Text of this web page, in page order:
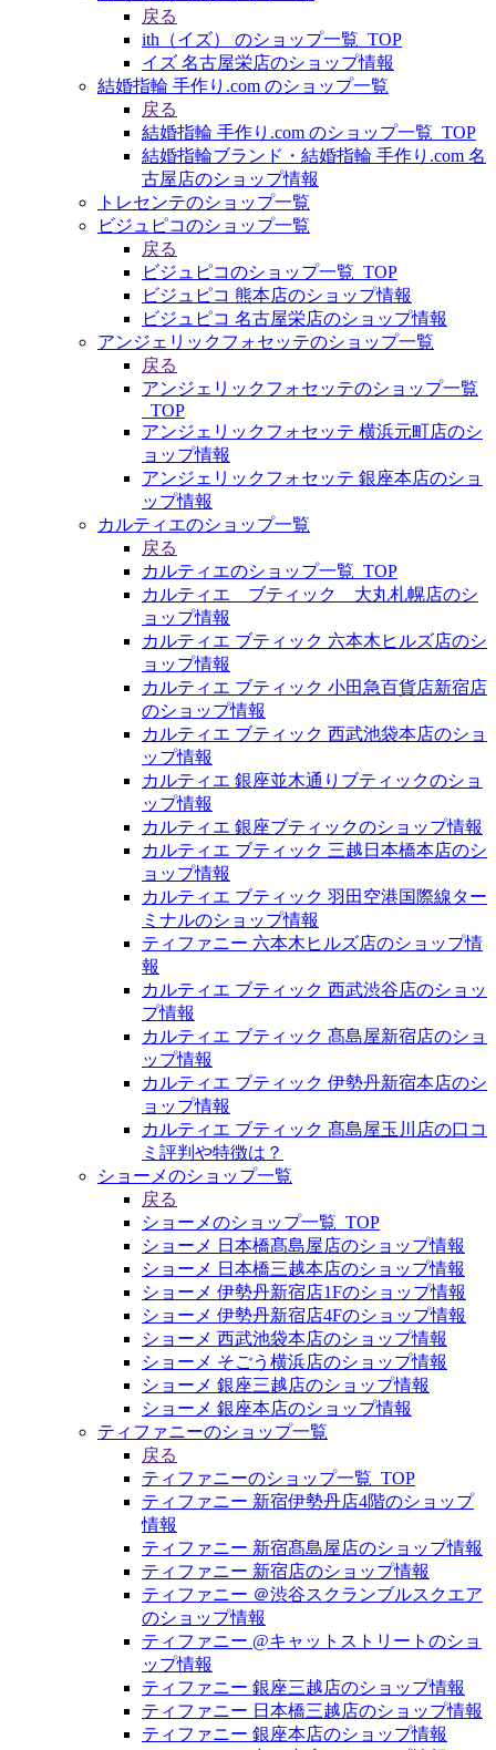
戻る
ith（イズ） のショップ一覧_TOP
イズ 名古屋栄店のショップ情報
結婚指輪 手作り.com のショップ一覧
戻る
結婚指輪 手作り.com のショップ一覧_TOP
結婚指輪ブランド・結婚指輪 手作り.com 名
古屋店のショップ情報
トレセンテのショップ一覧
ビジュピコのショップ一覧
戻る
ビジュピコのショップ一覧_TOP
ビジュピコ 熊本店のショップ情報
ビジュピコ 名古屋栄店のショップ情報
アンジェリックフォセッテのショップ一覧
戻る
アンジェリックフォセッテのショップ一覧
_TOP
アンジェリックフォセッテ 横浜元町店のシ
ョップ情報
アンジェリックフォセッテ 銀座本店のショ
ップ情報
カルティエのショップ一覧
戻る
カルティエのショップ一覧_TOP
カルティエ ブティック 大丸札幌店のシ
ョップ情報
カルティエ ブティック 六本木ヒルズ店のシ
ョップ情報
カルティエ ブティック 小田急百貨店新宿店
のショップ情報
カルティエ ブティック 西武池袋本店のショ
ップ情報
カルティエ 銀座並木通りブティックのショ
ップ情報
カルティエ 銀座ブティックのショップ情報
カルティエ ブティック 三越日本橋本店のシ
ョップ情報
カルティエ ブティック 羽田空港国際線ター
ミナルのショップ情報
ティファニー 六本木ヒルズ店のショップ情
報
カルティエ ブティック 西武渋谷店のショッ
プ情報
カルティエ ブティック 髙島屋新宿店のショ
ップ情報
カルティエ ブティック 伊勢丹新宿本店のシ
ョップ情報
カルティエ ブティック 髙島屋玉川店の口コ
ミ評判や特徴は？
ショーメのショップ一覧
戻る
ショーメのショップ一覧_TOP
ショーメ 日本橋髙島屋店のショップ情報
ショーメ 日本橋三越本店のショップ情報
ショーメ 伊勢丹新宿店1Fのショップ情報
ショーメ 伊勢丹新宿店4Fのショップ情報
ショーメ 西武池袋本店のショップ情報
ショーメ そごう横浜店のショップ情報
ショーメ 銀座三越店のショップ情報
ショーメ 銀座本店のショップ情報
ティファニーのショップ一覧
戻る
ティファニーのショップ一覧_TOP
ティファニー 新宿伊勢丹店4階のショップ
情報
ティファニー 新宿髙島屋店のショップ情報
ティファニー 新宿店のショップ情報
ティファニー ＠渋谷スクランブルスクエア
のショップ情報
ティファニー @キャットストリートのショ
ップ情報
ティファニー 銀座三越店のショップ情報
ティファニー 日本橋三越店のショップ情報
ティファニー 銀座本店のショップ情報